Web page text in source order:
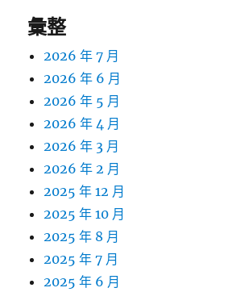
彙整
2026 年 7 月
2026 年 6 月
2026 年 5 月
2026 年 4 月
2026 年 3 月
2026 年 2 月
2025 年 12 月
2025 年 10 月
2025 年 8 月
2025 年 7 月
2025 年 6 月